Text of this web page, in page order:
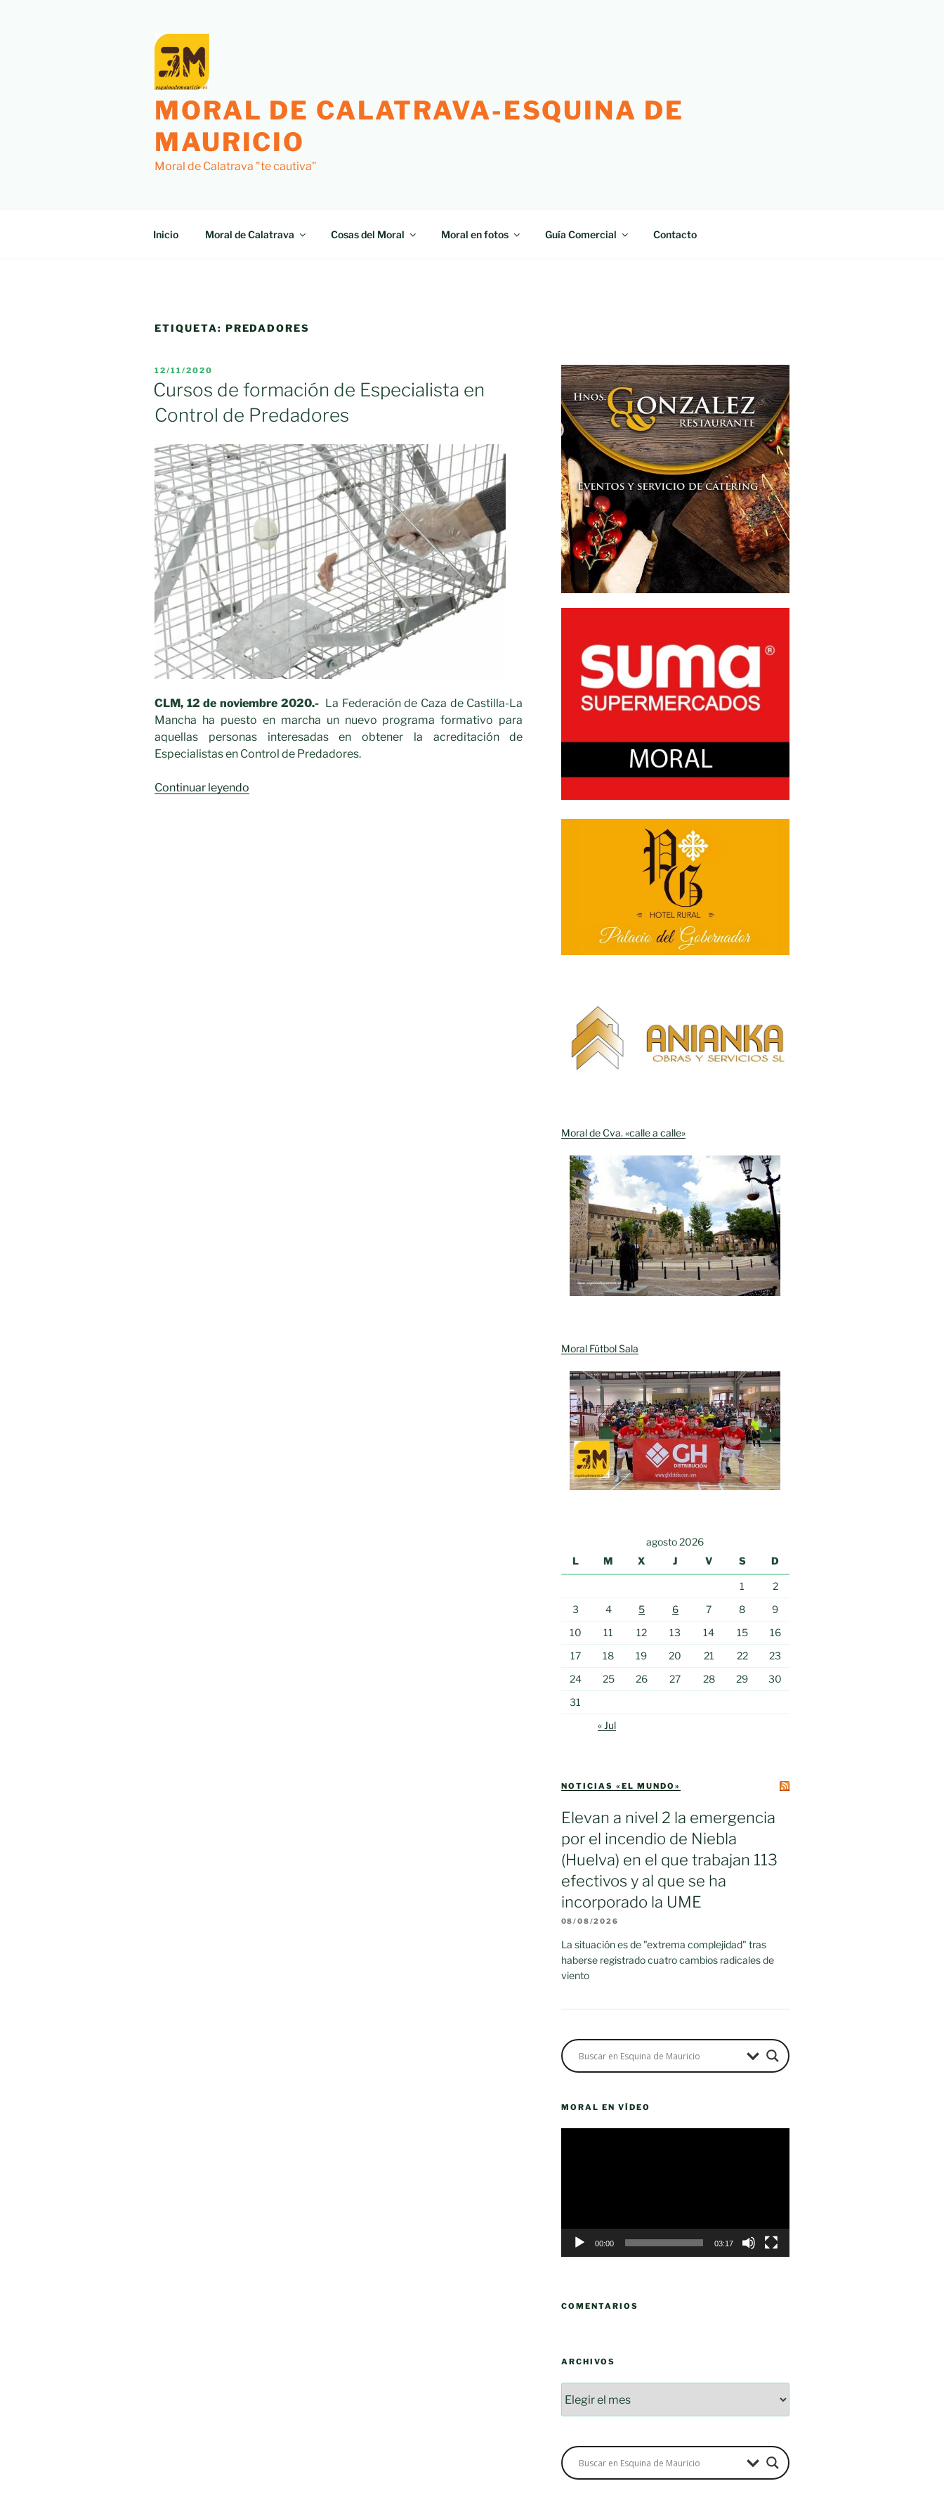
MORAL DE CALATRAVA-ESQUINA DE
MAURICIO
Moral de Calatrava "te cautiva"
Inicio Moral de Calatrava Cosas del Moral Moral en fotos Guía Comercial Contacto
ETIQUETA: PREDADORES
PUBLICADO
EL
12/11/2020
Cursos de formación de Especialista en
Control de Predadores
CLM, 12 de noviembre 2020.- La Federación de Caza de Castilla-La
Mancha ha puesto en marcha un nuevo programa formativo para
aquellas personas interesadas en obtener la acreditación de
Especialistas en Control de Predadores.
Continuar leyendo
Moral de Cva. «calle a calle»
Moral Fútbol Sala
agosto 2026
L
M X J V S D
1
2
3
4 5 6 7 8
9
10
11 12 13 14 15
16
17
18 19 20 21 22
23
24
25 26 27 28 29
30
31
« Jul
NOTICIAS «EL MUNDO»
Elevan a nivel 2 la emergencia
por el incendio de Niebla
(Huelva) en el que trabajan 113
efectivos y al que se ha
incorporado la UME
08/08/2026
La situación es de "extrema complejidad" tras
haberse registrado cuatro cambios radicales de
viento
MORAL EN VÍDEO
00:00 03:17
COMENTARIOS
ARCHIVOS